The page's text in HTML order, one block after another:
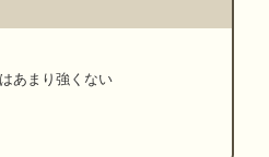
あまり強くない